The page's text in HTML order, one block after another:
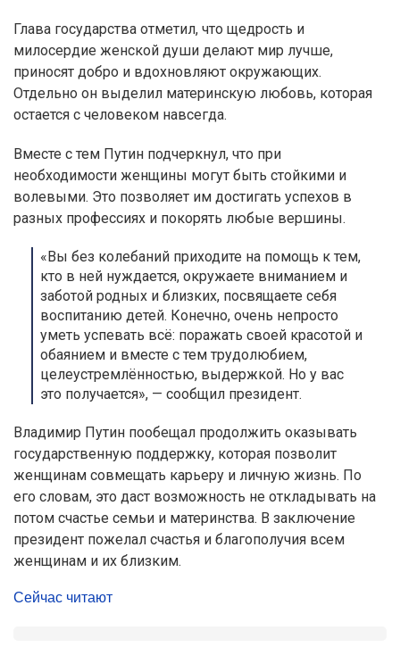
Глава государства отметил, что щедрость и
милосердие женской души делают мир лучше,
приносят добро и вдохновляют окружающих.
Отдельно он выделил материнскую любовь, которая
остается с человеком навсегда.
Вместе с тем Путин подчеркнул, что при
необходимости женщины могут быть стойкими и
волевыми. Это позволяет им достигать успехов в
разных профессиях и покорять любые вершины.
«Вы без колебаний приходите на помощь к тем,
кто в ней нуждается, окружаете вниманием и
заботой родных и близких, посвящаете себя
воспитанию детей. Конечно, очень непросто
уметь успевать всё: поражать своей красотой и
обаянием и вместе с тем трудолюбием,
целеустремлённостью, выдержкой. Но у вас
это получается», — сообщил президент.
Владимир Путин пообещал продолжить оказывать
государственную поддержку, которая позволит
женщинам совмещать карьеру и личную жизнь. По
его словам, это даст возможность не откладывать на
потом счастье семьи и материнства. В заключение
президент пожелал счастья и благополучия всем
женщинам и их близким.
Сейчас читают